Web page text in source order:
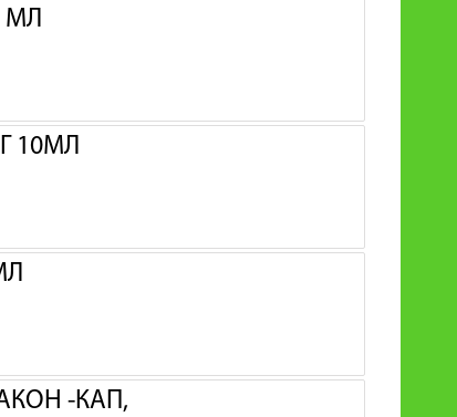
МЛ
10МЛ
-КАП,